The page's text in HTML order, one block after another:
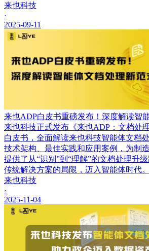
来也科技
·
2025-09-11
来也ADP白皮书重磅发布！深度解读智
来也科技正式发布《来也ADP：文档处
白皮书，全面解读来也科技智能体文档
技术架构、最佳实践和应用案例，为制
提供了从“识别”到“理解”的文档处理升
传统解决方案的局限，迈入智能体时代。
来也科技
·
2025-11-04